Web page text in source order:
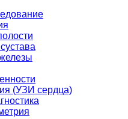
(УЗИ сердца)